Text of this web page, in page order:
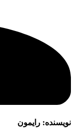
نویسنده: رایمون